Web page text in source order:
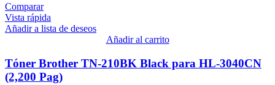
Comparar
Vista rápida
Añadir a lista de deseos
Añadir al carrito
Tóner Brother TN-210BK Black para HL-3040CN
(2,200 Pag)